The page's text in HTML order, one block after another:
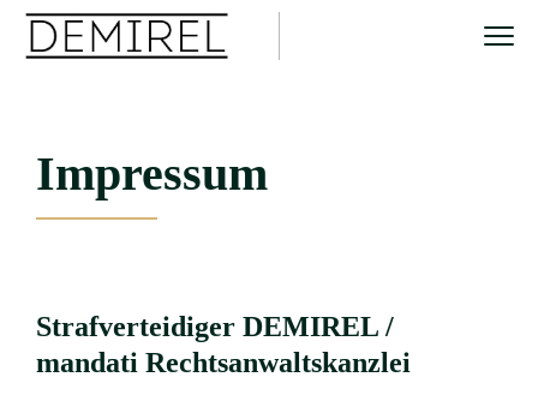
Impressum
Strafverteidiger DEMIREL /
mandati Rechtsanwaltskanzlei